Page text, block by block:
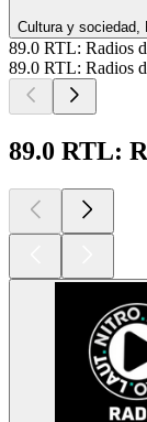
Cultura y sociedad,
89.0 RTL: Radios
89.0 RTL: Radios
89.0 RTL: